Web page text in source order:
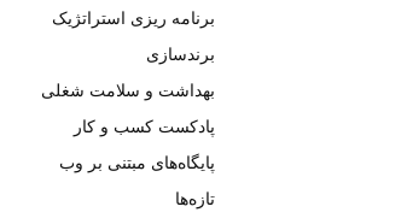
برنامه ریزی استراتژیک
برندسازی
بهداشت و سلامت شغلی
پادکست کسب و کار
پایگاه‌های مبتنی بر وب
تازه‌ها